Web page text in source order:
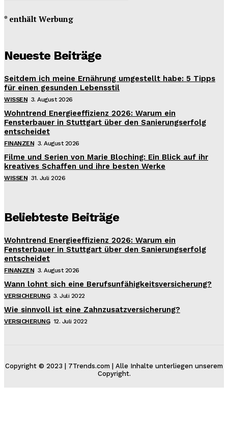
* enthält Werbung
Neueste Beiträge
Seitdem ich meine Ernährung umgestellt habe: 5 Tipps
für einen gesunden Lebensstil
WISSEN 3. August 2026
Wohntrend Energieeffizienz 2026: Warum ein
Fensterbauer in Stuttgart über den Sanierungserfolg
entscheidet
FINANZEN 3. August 2026
Filme und Serien von Marie Bloching: Ein Blick auf ihr
kreatives Schaffen und ihre besten Werke
WISSEN 31. Juli 2026
Beliebteste Beiträge
Wohntrend Energieeffizienz 2026: Warum ein
Fensterbauer in Stuttgart über den Sanierungserfolg
entscheidet
FINANZEN 3. August 2026
Wann lohnt sich eine Berufsunfähigkeitsversicherung?
VERSICHERUNG 3. Juli 2022
Wie sinnvoll ist eine Zahnzusatzversicherung?
VERSICHERUNG 12. Juli 2022
Copyright © 2023 | 7Trends.com | Alle Inhalte unterliegen unserem
Copyright.